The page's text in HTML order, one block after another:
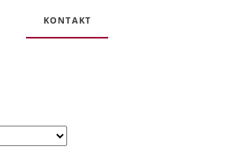
KONTAKT